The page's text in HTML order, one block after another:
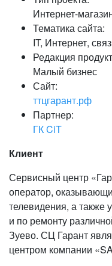
Интернет-
Тематика сайта:
IT, Интернет,
Редакция
Малый бизнес
Сайт:
ттцгарант.рф
Партнер:
ГК CiT
Клиент
Сервисный центр
оператор,
телевидения, а также
и по ремонту
Зуево. СЦ Гарант
центром компании